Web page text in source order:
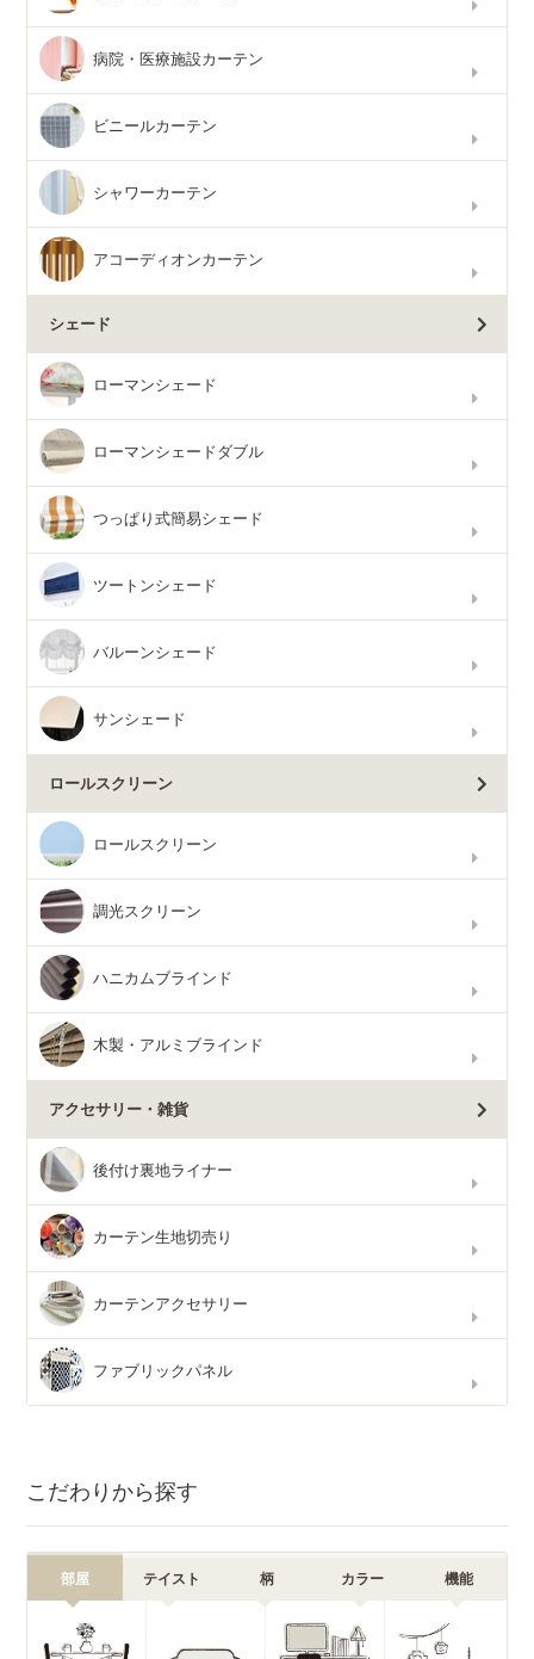
病院・医療施設カーテン
ビニールカーテン
シャワーカーテン
アコーディオンカーテン
シェード
ローマンシェード
ローマンシェードダブル
つっぱり式簡易シェード
ツートンシェード
バルーンシェード
サンシェード
ロールスクリーン
ロールスクリーン
調光スクリーン
ハニカムブラインド
木製・アルミブラインド
アクセサリー・雑貨
後付け裏地ライナー
カーテン生地切売り
カーテンアクセサリー
ファブリックパネル
こだわりから探す
部屋 テイスト 柄 カラー 機能